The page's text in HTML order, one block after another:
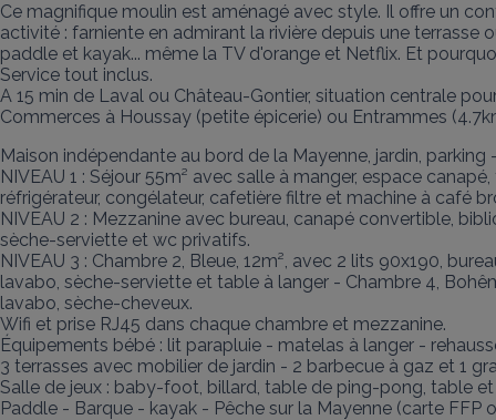
Ce magnifique moulin est aménagé avec style. Il offre un
activité : farniente en admirant la rivière depuis une
paddle et kayak... même la TV d'orange et Netflix. Et
Service tout inclus.
A 15 min de Laval ou Château-Gontier, situation centrale
Commerces à Houssay (petite épicerie) ou Entrammes
Maison indépendante au bord de la Mayenne, jardin,
NIVEAU 1 : Séjour 55m² avec salle à manger, espace
réfrigérateur, congélateur, cafetière filtre et machine à café
NIVEAU 2 : Mezzanine avec bureau, canapé convertible,
sèche-serviette et wc privatifs.
NIVEAU 3 : Chambre 2, Bleue, 12m², avec 2 lits 90x190,
lavabo, sèche-serviette et table à langer - Chambre 4,
lavabo, sèche-cheveux.
Wifi et prise RJ45 dans chaque chambre et mezzanine.
Équipements bébé : lit parapluie - matelas à langer -
3 terrasses avec mobilier de jardin - 2 barbecue à gaz et 1
Salle de jeux : baby-foot, billard, table de ping-pong, table et
Paddle - Barque - kayak - Pêche sur la Mayenne (carte FFP